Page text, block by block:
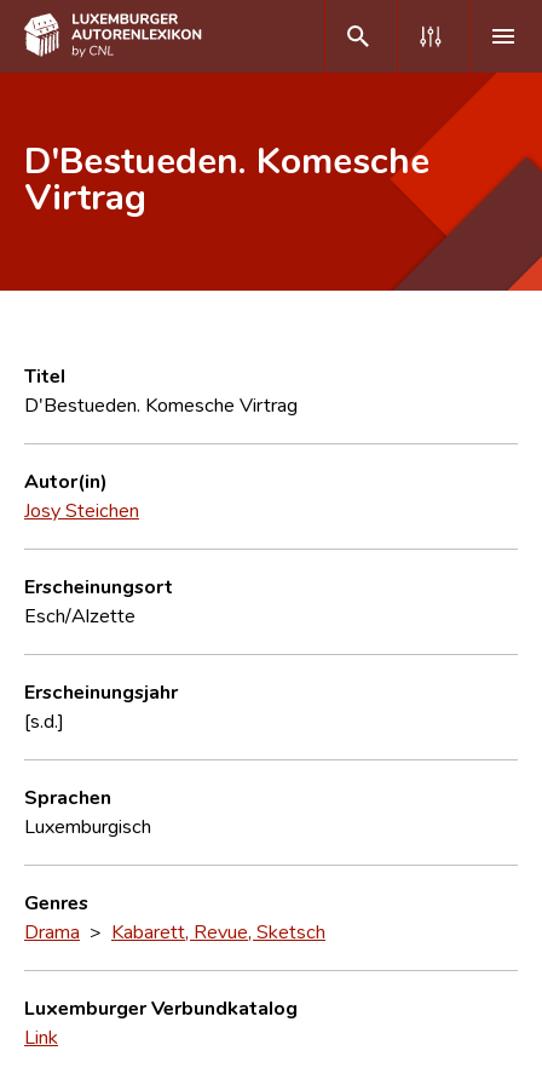
DE FR
Häufige Fragen und Antworten
CNL
Forschungsgruppe
Kontakt
D'Bestueden. Komesche
Virtrag
Titel
D'Bestueden. Komesche Virtrag
Autor(in)
Josy Steichen
Erscheinungsort
Esch/Alzette
Erscheinungsjahr
[s.d.]
Sprachen
Luxemburgisch
Genres
Drama > Kabarett, Revue, Sketsch
Luxemburger Verbundkatalog
Link